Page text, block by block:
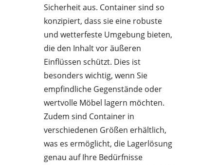
Sicherheit aus. Container sind so
konzipiert, dass sie eine robuste
und wetterfeste Umgebung bieten,
die den Inhalt vor äußeren
Einflüssen schützt. Dies ist
besonders wichtig, wenn Sie
empfindliche Gegenstände oder
wertvolle Möbel lagern möchten.
Zudem sind Container in
verschiedenen Größen erhältlich,
was es ermöglicht, die Lagerlösung
genau auf Ihre Bedürfnisse